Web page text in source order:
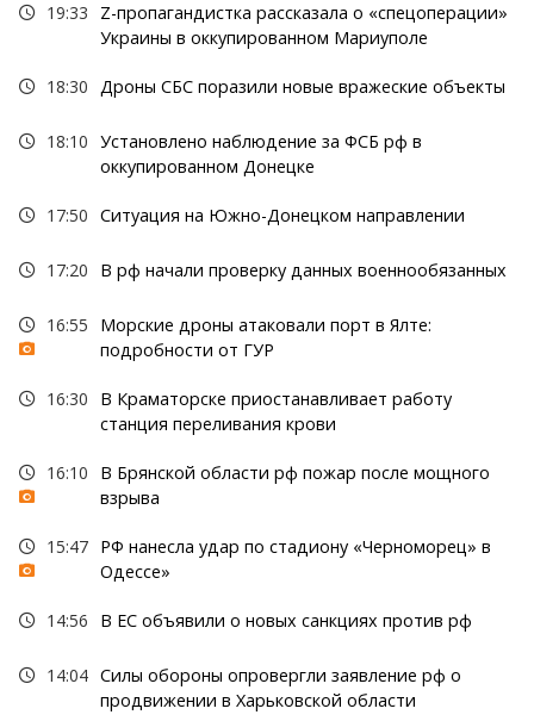
19:33
Z-пропагандистка рассказала о «спецоперации»
Украины в оккупированном Мариуполе
18:30 Дроны СБС поразили новые вражеские объекты
18:10 Установлено наблюдение за ФСБ рф в
оккупированном Донецке
17:50 Ситуация на Южно-Донецком направлении
17:20 В рф начали проверку данных военнообязанных
16:55
Морские дроны атаковали порт в Ялте:
подробности от ГУР
16:30
В Краматорске приостанавливает работу
станция переливания крови
16:10
В Брянской области рф пожар после мощного
взрыва
15:47 РФ нанесла удар по стадиону «Черноморец» в
Одессе»
14:56 В ЕС объявили о новых санкциях против рф
14:04 Силы обороны опровергли заявление рф о
продвижении в Харьковской области